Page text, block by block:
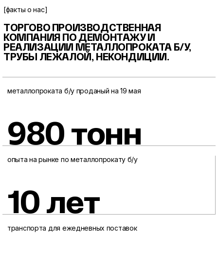
[факты о нас]
ТОРГОВО ПРОИЗВОДСТВЕННАЯ
КОМПАНИЯ ПО ДЕМОНТАЖУ И
РЕАЛИЗАЦИИ МЕТАЛЛОПРОКАТА Б/У,
ТРУБЫ ЛЕЖАЛОЙ, НЕКОНДИЦИИ.
металлопроката б/у проданый на 19 мая
980 тонн
опыта на рынке по металлопрокату б/у
10 лет
транспорта для ежедневных поставок